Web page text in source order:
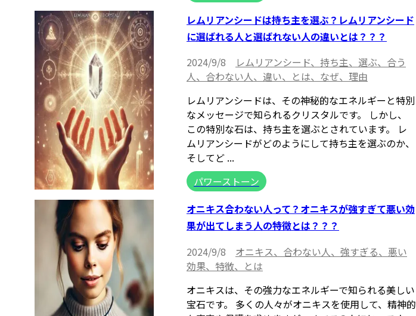
レムリアンシードは持ち主を選ぶ？レムリアンシード
に選ばれる人と選ばれない人の違いとは？？？
2024/9/8
レムリアンシード、持ち主、選ぶ、合う
人、合わない人、違い、とは、なぜ、理由
レムリアンシードは、その神秘的なエネルギーと特別
なメッセージで知られるクリスタルです。 しかし、
この特別な石は、持ち主を選ぶとされています。 レ
ムリアンシードがどのようにして持ち主を選ぶのか、
そしてど ...
パワーストーン
オニキス合わない人って？オニキスが強すぎて悪い効
果が出てしまう人の特徴とは？？？
2024/9/8
オニキス、合わない人、強すぎる、悪い
効果、特徴、とは
オニキスは、その強力なエネルギーで知られる美しい
宝石です。 多くの人々がオニキスを使用して、精神的